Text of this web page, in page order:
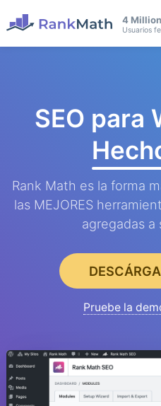
4
Usuarios
SEO para
Rank Math es la forma
las MEJORES
agregadas a
Pruebe la